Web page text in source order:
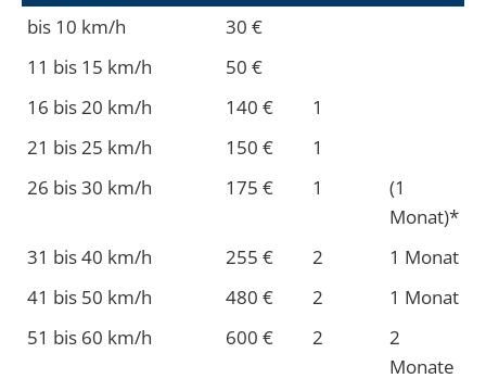
bis 10 km/h
30 €
11 bis 15 km/h
50 €
16 bis 20 km/h
140 €
1
21 bis 25 km/h
150 €
1
26 bis 30 km/h
175 € 1
(1
Monat)*
31 bis 40 km/h
255 € 2
1 Monat
41 bis 50 km/h
480 € 2
1 Monat
51 bis 60 km/h
600 € 2
2
Monate